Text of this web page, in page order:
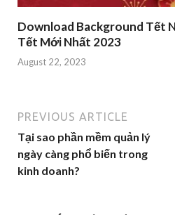
Download Background Tết
Tết Mới Nhất 2023
August 22, 2023
PREVIOUS ARTICLE
Tại sao phần mềm quản lý
ngày càng phổ biến trong
kinh doanh?